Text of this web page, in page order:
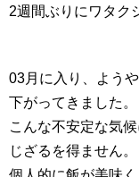
2週間ぶりにワタク
03月に入り、よう
下がってきました。
こんな不安定な気
じざるを得ません。